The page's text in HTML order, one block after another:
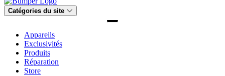
Catégories du site
Appareils
Exclusivités
Produits
Réparation
Store